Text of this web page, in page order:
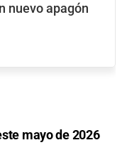
nuevo apagón
mayo de 2026